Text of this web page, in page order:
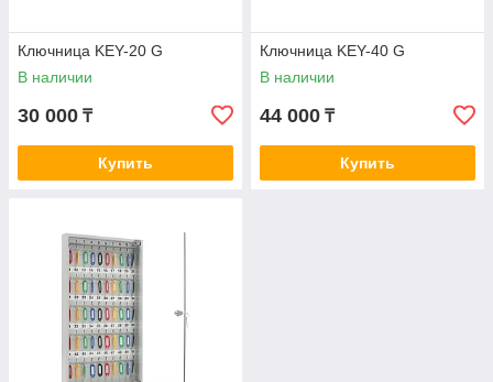
Ключница KEY-20 G
В наличии
30 000 ₸
Купить
Ключница KEY-40 G
В наличии
44 000 ₸
Купить